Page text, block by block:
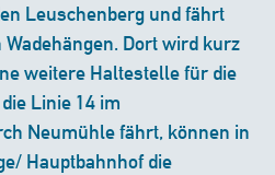
Leuschenberg und fährt
Dort wird kurz
weitere Haltestelle für die
Linie 14 im
Neumühle fährt, können in
Hauptbahnhof die